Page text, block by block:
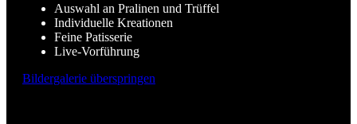
Auswahl an Pralinen und Trüffel
Individuelle Kreationen
Feine Patisserie
Live-Vorführung
Bildergalerie überspringen